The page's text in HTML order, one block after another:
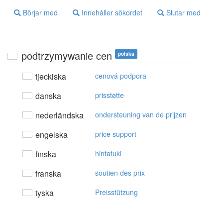
Börjar med Innehåller sökordet Slutar med
podtrzymywanie cen polska
tjeckiska cenová podpora
danska prisstøtte
nederländska ondersteuning van de prijzen
engelska price support
finska hintatuki
franska soutien des prix
tyska Preisstützung